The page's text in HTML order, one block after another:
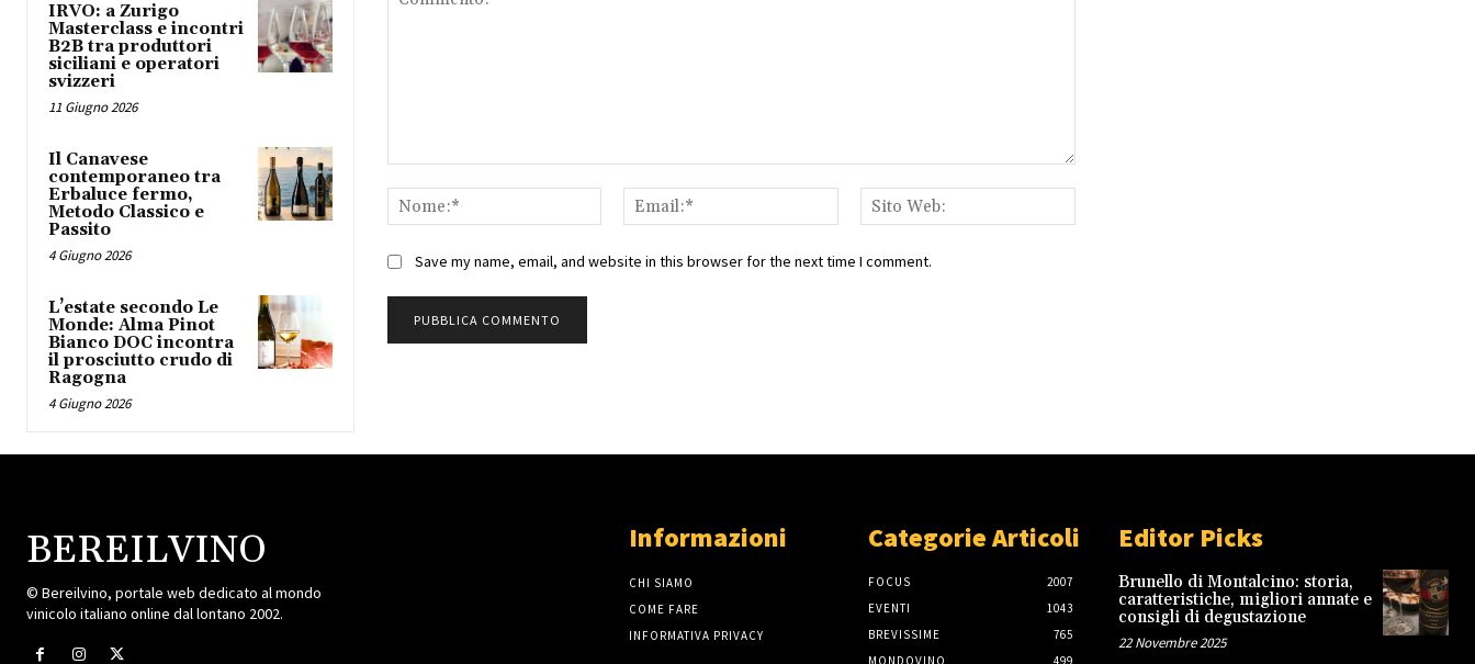
IRVO: a Zurigo
Masterclass e incontri
B2B tra produttori
siciliani e operatori
svizzeri
11 Giugno 2026
Il Canavese
contemporaneo tra
Erbaluce fermo,
Metodo Classico e
Passito
4 Giugno 2026
L’estate secondo Le
Monde: Alma Pinot
Bianco DOC incontra
il prosciutto crudo di
Ragogna
4 Giugno 2026
Nome:*
Email:*
Web:
Save my name, email, and website in this browser for the next time I comment.
BEREILVINO
© Bereilvino, portale web dedicato al mondo
vinicolo italiano online dal lontano 2002.
Informazioni
CHI SIAMO
COME FARE
INFORMATIVA PRIVACY
Categorie Articoli
FOCUS
2007
EVENTI
1043
BREVISSIME
765
MONDOVINO
499
Editor Picks
Brunello di Montalcino: storia,
caratteristiche, migliori annate e
consigli di degustazione
22 Novembre 2025